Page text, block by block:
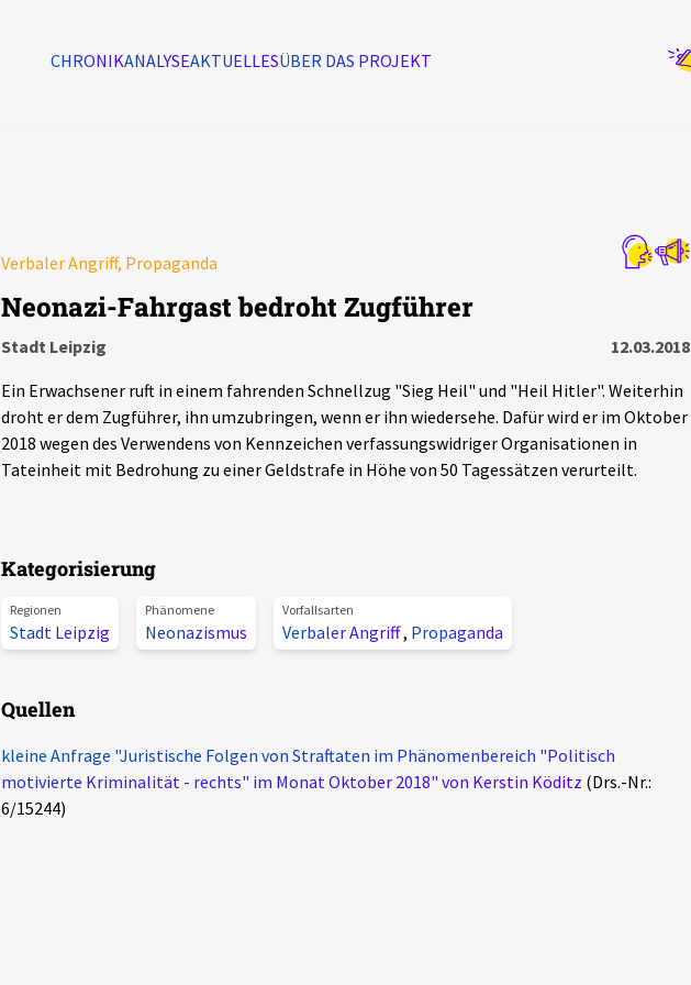
CHRONIKANALYSEAKTUELLESÜBER DAS PROJEKT
Verbaler Angriff, Propaganda
Neonazi-Fahrgast bedroht Zugführer
Stadt Leipzig
12.03.2018
Ein Erwachsener ruft in einem fahrenden Schnellzug "Sieg Heil" und "Heil Hitler". Weiterhin
droht er dem Zugführer, ihn umzubringen, wenn er ihn wiedersehe. Dafür wird er im Oktober
2018 wegen des Verwendens von Kennzeichen verfassungswidriger Organisationen in
Tateinheit mit Bedrohung zu einer Geldstrafe in Höhe von 50 Tagessätzen verurteilt.
Kategorisierung
Regionen
Stadt Leipzig
Phänomene
Neonazismus
Vorfallsarten
Verbaler Angriff, Propaganda
Quellen
kleine Anfrage "Juristische Folgen von Straftaten im Phänomenbereich "Politisch
motivierte Kriminalität - rechts" im Monat Oktober 2018" von Kerstin Köditz (Drs.-Nr.:
6/15244)
Ereignisse Statistik